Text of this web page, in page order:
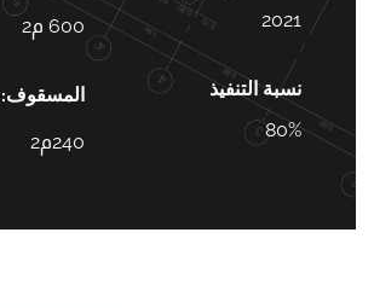
2021
نسبة التنفيذ
80%
600 م2
المسقوف:
240م2